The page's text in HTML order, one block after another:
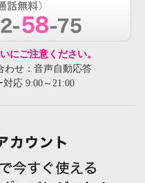
にご注意ください。
わせ：音声自動応答
応 9:00～21:00